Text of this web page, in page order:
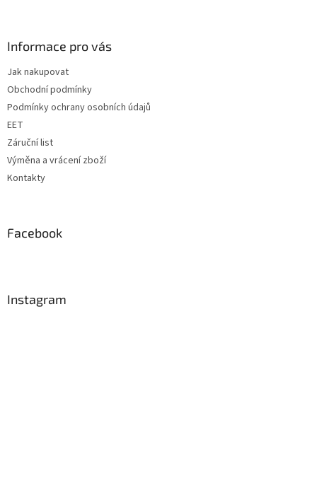
Informace pro vás
Jak nakupovat
Obchodní podmínky
Podmínky ochrany osobních údajů
EET
Záruční list
Výměna a vrácení zboží
Kontakty
Facebook
Instagram